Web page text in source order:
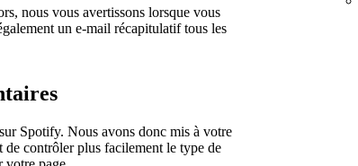
nous vous avertissons lorsque vous
un e-mail récapitulatif tous les
Spotify. Nous avons donc mis à votre
de contrôler plus facilement le type de